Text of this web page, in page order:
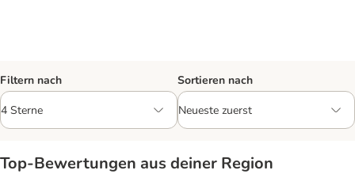
Filtern nach Sortieren nach
Top‑Bewertungen aus deiner Region